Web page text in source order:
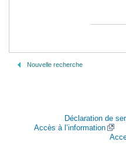
Nouvelle recherche
Déclaration de
Accès à l’information